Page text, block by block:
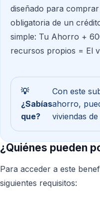
diseñado para
obligatoria de un
simple: Tu Ahorro +
recursos propios = El
💡
¿Sabías
que?
Con este
ahorro,
viviendas de
¿Quiénes pueden
Para acceder a este
siguientes requisitos: